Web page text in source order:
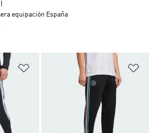
Añadir a la lista de deseos
equipación España